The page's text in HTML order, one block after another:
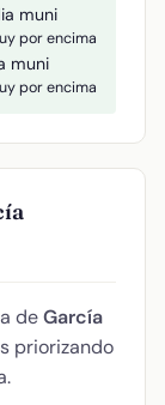
muni
por encima
muni
por encima
deGarcía
priorizando